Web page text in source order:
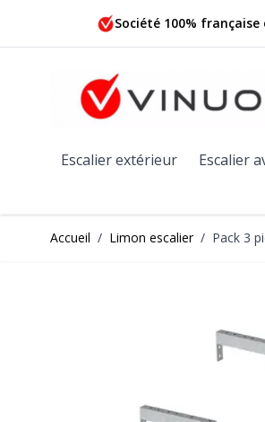
Société 100%
Escalier extérieur Escalier
Accueil / Limon escalier / Pack 3